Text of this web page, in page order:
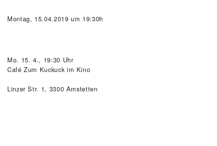
Montag, 15.04.2019 um 19:30h
Mo. 15. 4., 19:30 Uhr
Café Zum Kuckuck im Kino
Linzer Str. 1, 3300 Amstetten